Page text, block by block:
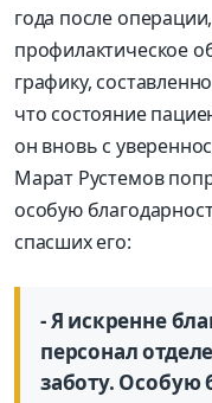
года после
профилактическое
графику,
что состояние
он вновь с
Марат Рустемов
особую
спасших его:
- Я искренне
персонал
заботу. Особую